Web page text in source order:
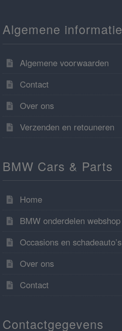
Algemene informatie
Algemene voorwaarden
Contact
Over ons
Verzenden en retouneren
BMW Cars & Parts
Home
BMW onderdelen webshop
Occasions en schadeauto’s
Over ons
Contact
Contactgegevens